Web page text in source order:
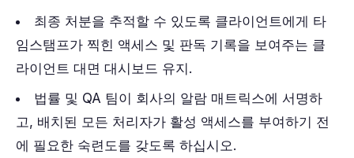
최종 처분을 추적할 수 있도록 클라이언트에게 타
임스탬프가 찍힌 액세스 및 판독 기록을 보여주는 클
라이언트 대면 대시보드 유지.
법률 및 QA 팀이 회사의 알람 매트릭스에 서명하
고, 배치된 모든 처리자가 활성 액세스를 부여하기 전
에 필요한 숙련도를 갖도록 하십시오.